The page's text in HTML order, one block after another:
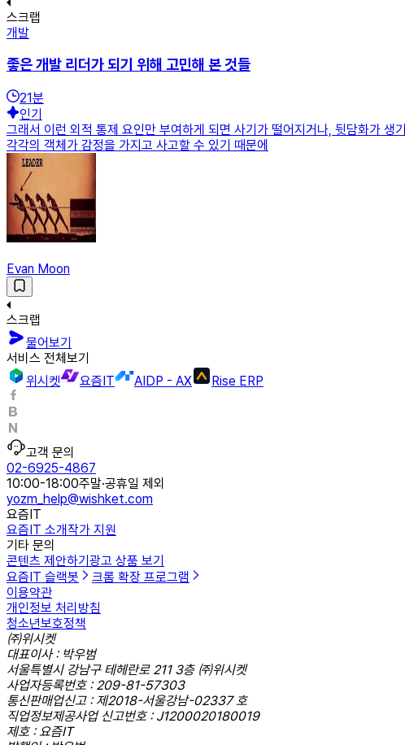
스크랩
개발
좋은 개발 리더가 되기 위해 고민해 본 것들
21분
인기
그래서 이런 외적 통제 요인만 부여하게 되면 사기가 떨어지거나, 뒷담화가
각각의 객체가 감정을 가지고 사고할 수 있기 때문에
Evan Moon
스크랩
물어보기
서비스 전체보기
위시켓
요즘IT AIDP - AX Rise ERP
고객 문의
02-6925-4867
10:00-18:00주말·공휴일 제외
yozm_help@wishket.com
요즘IT
요즘IT 소개작가 지원
기타 문의
콘텐츠 제안하기 광고 상품 보기
요즘IT 슬랙봇
크롬 확장 프로그램
이용약관
개인정보 처리방침
청소년보호정책
㈜위시켓
대표이사 : 박우범
서울특별시 강남구 테헤란로 211 3층 ㈜위시켓
사업자등록번호 : 209-81-57303
통신판매업신고 : 제2018-서울강남-02337 호
직업정보제공사업 신고번호 : J1200020180019
제호 : 요즘IT